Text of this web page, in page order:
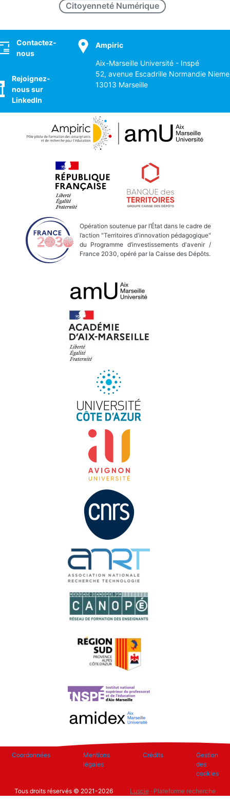
Citoyenneté Numérique
Contactez-
nous
Rejoignez-
nous sur
LinkedIn
Ampiric
Aix-Marseille Université - Inspé
52, avenue Escadrille Normandie
13013 Marseille
Opération soutenue par l’État dans le cadre de
l’action "Territoires d'innovation pédagogique"
du Programme d’investissements d'avenir /
France 2030, opéré par la Caisse des Dépôts.
Coordonnées
Mentions
légales
Crédits
Gestion
des
cookies
Tous droits réservés © 2021-2026 Luscie· Plateforme recherche